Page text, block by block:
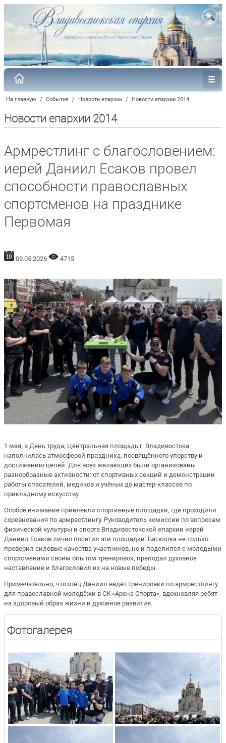
На главную / События / Новости епархии / Новости епархии 2014
Новости епархии 2014
Армрестлинг с благословением:
иерей Даниил Есаков провел
способности православных
спортсменов на празднике
Первомая
09.05.2026 4715
1 мая, в День труда, Центральная площадь г. Владивостока
наполнилась атмосферой праздника, посвящённого упорству и
достижению целей. Для всех желающих были организованы
разнообразные активности: от спортивных секций и демонстрации
работы спасателей, медиков и учёных до мастер-классов по
прикладному искусству.
Особое внимание привлекли спортивные площадки, где проходили
соревнования по армрестлингу. Руководитель комиссии по вопросам
физической культуры и спорта Владивостокской епархии иерей
Даниил Есаков лично посетил эти площадки. Батюшка не только
проверил силовые качества участников, но и поделился с молодыми
спортсменами своим опытом тренировок, преподал духовное
наставление и благословил их на новые победы.
Примечательно, что отец Даниил ведёт тренировки по армрестлингу
для православной молодёжи в СК «Арена Спорта», вдохновляя ребят
на здоровый образ жизни и духовное развитие.
Фотогалерея